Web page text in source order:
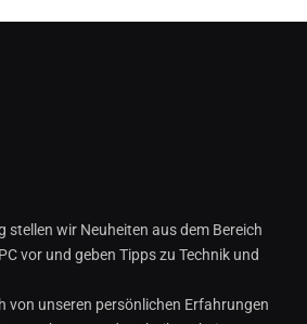
stellen wir Neuheiten aus dem Bereich
vor und geben Tipps zu Technik und
von unseren persönlichen Erfahrungen